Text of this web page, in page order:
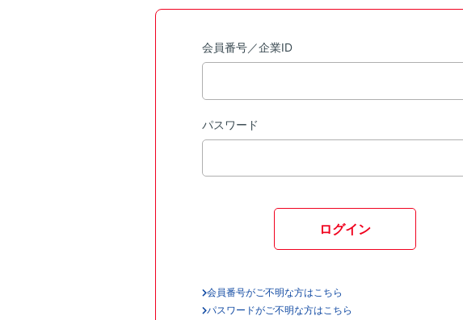
会員番号／企業ID
パスワード
ログイン
会員番号がご不明な方はこちら
パスワードがご不明な方はこちら